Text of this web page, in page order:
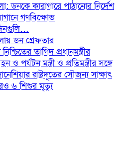
ডনকে কারাগারে পাঠানোর নির্দেশ
গণবিক্ষোভ
ডন গ্রেফতার
তাগিদ প্রধানমন্ত্রীর
ও পর্যটন মন্ত্রী ও প্রতিমন্ত্রীর সঙ্গে
রাষ্ট্রদূতের সৌজন্য সাক্ষাৎ
৬ শিশুর মৃত্যু